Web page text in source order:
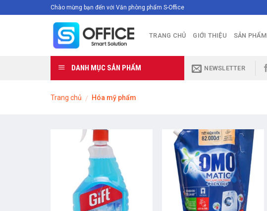
Chào mừng bạn đến với Văn phòng phẩm S-Office
TRANG CHỦ GIỚI THIỆU SẢN PHẨM
DANH MỤC SẢN PHẨM NEWSLETTER
Trang chủ / Hóa mỹ phẩm